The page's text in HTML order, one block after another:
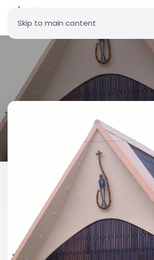
Skip to main content
Parroquia La
Concepción -